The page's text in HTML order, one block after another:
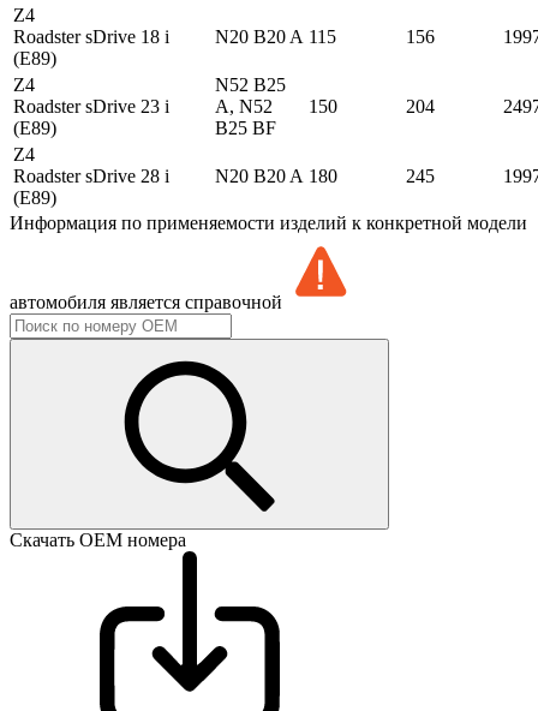
Z4
Roadster
(E89)
sDrive 18 i N20 B20 A 115 156
Z4
Roadster
(E89)
sDrive 23 i
N52 B25
A, N52
B25 BF
150 204
Z4
Roadster
(E89)
sDrive 28 i N20 B20 A 180 245
Информация по применяемости изделий к конкретной модели
автомобиля является справочной
Скачать ОЕМ номера